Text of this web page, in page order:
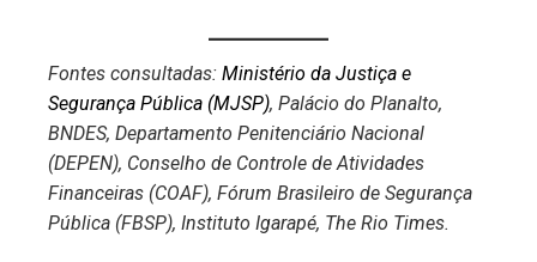
Fontes consultadas: Ministério da Justiça e
Segurança Pública (MJSP), Palácio do Planalto,
BNDES, Departamento Penitenciário Nacional
(DEPEN), Conselho de Controle de Atividades
Financeiras (COAF), Fórum Brasileiro de Segurança
Pública (FBSP), Instituto Igarapé, The Rio Times.